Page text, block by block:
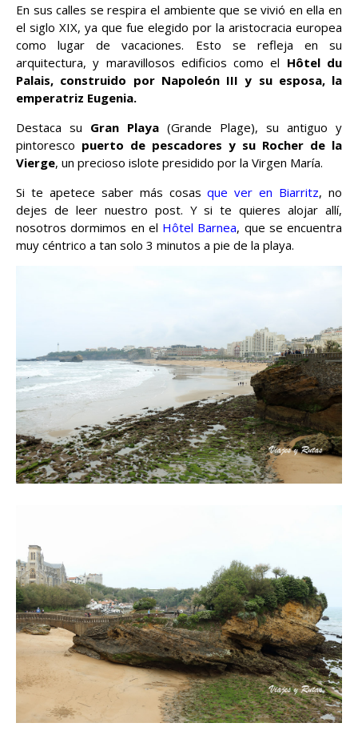
En sus calles se respira el ambiente que se vivió en ella en
el siglo XIX, ya que fue elegido por la aristocracia europea
como lugar de vacaciones. Esto se refleja en su
arquitectura, y maravillosos edificios como el Hôtel du
Palais, construido por Napoleón III y su esposa, la
emperatriz Eugenia.
Destaca su Gran Playa (Grande Plage), su antiguo y
pintoresco puerto de pescadores y su Rocher de la
Vierge, un precioso islote presidido por la Virgen María.
Si te apetece saber más cosasque ver en Biarritz, no
dejes de leer nuestro post. Y si te quieres alojar allí,
nosotros dormimos en el Hôtel Barnea, que se encuentra
muy céntrico a tan solo 3 minutos a pie de la playa.